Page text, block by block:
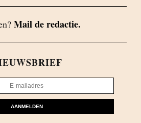
Mail de redactie.
AANMELDEN